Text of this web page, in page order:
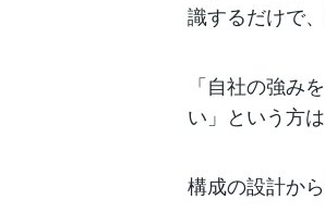
識するだけで
「自社の強み
い」という方
構成の設計か